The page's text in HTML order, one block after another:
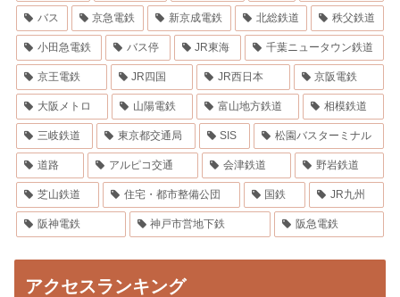
バス 京急電鉄 新京成電鉄 北総鉄道 秩父鉄道
小田急電鉄 バス停 JR東海 千葉ニュータウン鉄道
京王電鉄 JR四国 JR西日本 京阪電鉄
大阪メトロ 山陽電鉄 富山地方鉄道 相模鉄道
三岐鉄道 東京都交通局 SIS 松園バスターミナル
道路 アルピコ交通 会津鉄道 野岩鉄道
芝山鉄道 住宅・都市整備公団 国鉄 JR九州
阪神電鉄 神戸市営地下鉄 阪急電鉄
アクセスランキング